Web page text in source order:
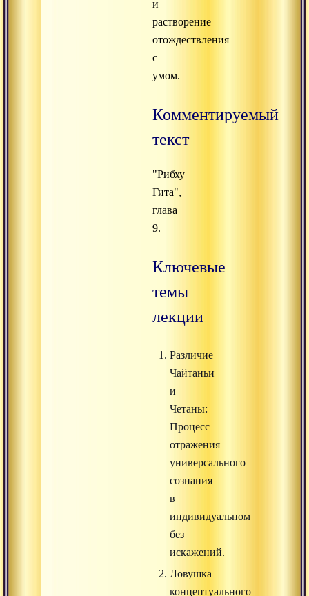
и
растворение
отождествления
с
умом.
Комментируемый
текст
"Рибху
Гита",
глава
9.
Ключевые
темы
лекции
Различие
Чайтаньи
и
Четаны:
Процесс
отражения
универсального
сознания
в
индивидуальном
без
искажений.
Ловушка
концептуального